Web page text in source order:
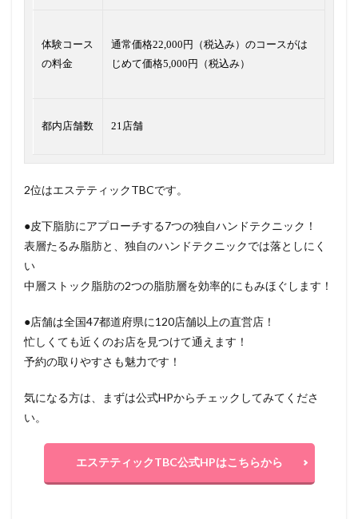
体験コース
の料金
通常価格22,000円（税込み）のコースがは
じめて価格5,000円（税込み）
都内店舗数 21店舗
2位はエステティックTBCです。
●皮下脂肪にアプローチする7つの独自ハンドテクニック！
表層たるみ脂肪と、独自のハンドテクニックでは落としにく
い
中層ストック脂肪の2つの脂肪層を効率的にもみほぐします！
●店舗は全国47都道府県に120店舗以上の直営店！
忙しくても近くのお店を見つけて通えます！
予約の取りやすさも魅力です！
気になる方は、まずは公式HPからチェックしてみてくださ
い。
エステティックTBC公式HPはこちらから